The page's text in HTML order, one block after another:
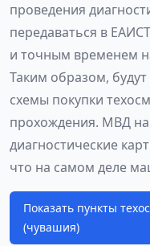
проведения
передаваться в
и точным временем
Таким образом,
схемы покупки
прохождения. МВД
диагностические
что на самом деле
Показать пункты
(чувашия)